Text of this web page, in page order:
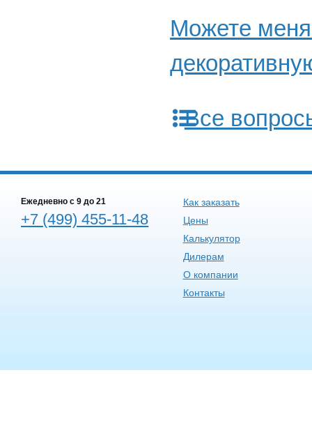
Можете
Все
Ежедневно c 9 до 21
+7 (499) 455-11-48
Как заказать
Цены
Калькулятор
Дилерам
О компании
Контакты